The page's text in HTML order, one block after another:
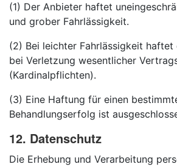
(1) Der Anbieter haftet
und grober Fahrlässigkeit.
(2) Bei leichter Fahrlässigkeit
bei Verletzung wesentlicher
(Kardinalpflichten).
(3) Eine Haftung für einen
Behandlungserfolg ist
12. Datenschutz
Die Erhebung und Verarbeitung